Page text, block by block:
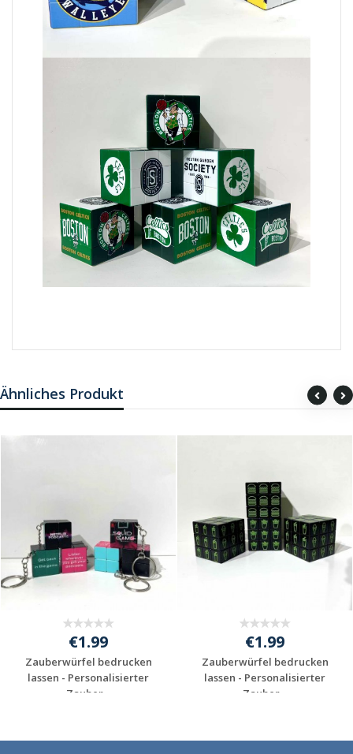
Ähnliches Produkt
€1.99
Zauberwürfel bedrucken
lassen - Personalisierter
Zauber...
€1.99
Zauberwürfel bedrucken
lassen - Personalisierter
Zauber...